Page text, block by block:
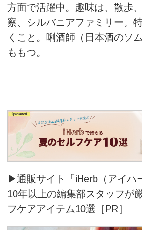
方面で活躍中。趣味は、散歩
察、シルバニアファミリー。
くこと。唎酒師（日本酒のソ
ももつ。
▶通販サイト「iHerb（アイハ
10年以上の編集部スタッフが
フケアアイテム10選［PR］